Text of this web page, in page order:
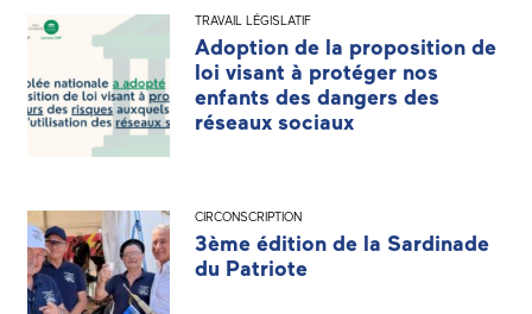
TRAVAIL LÉGISLATIF
Adoption de la proposition de
loi visant à protéger nos
enfants des dangers des
réseaux sociaux
CIRCONSCRIPTION
3ème édition de la Sardinade
du Patriote